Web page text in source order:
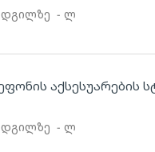
- ლ
აქსესუარების
- ლ